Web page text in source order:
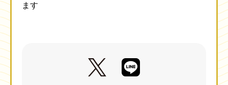
ます